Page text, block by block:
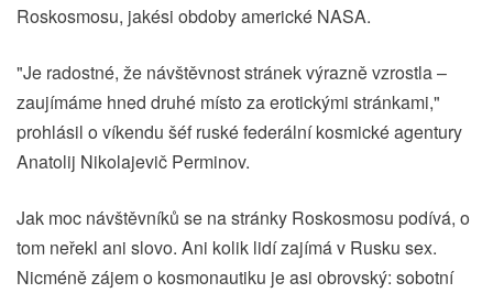
Roskosmosu, jakési obdoby americké NASA.
"Je radostné, že návštěvnost stránek výrazně vzrostla –
zaujímáme hned druhé místo za erotickými stránkami,"
prohlásil o víkendu šéf ruské federální kosmické agentury
Anatolij Nikolajevič Perminov.
Jak moc návštěvníků se na stránky Roskosmosu podívá, o
tom neřekl ani slovo. Ani kolik lidí zajímá v Rusku sex.
Nicméně zájem o kosmonautiku je asi obrovský: sobotní